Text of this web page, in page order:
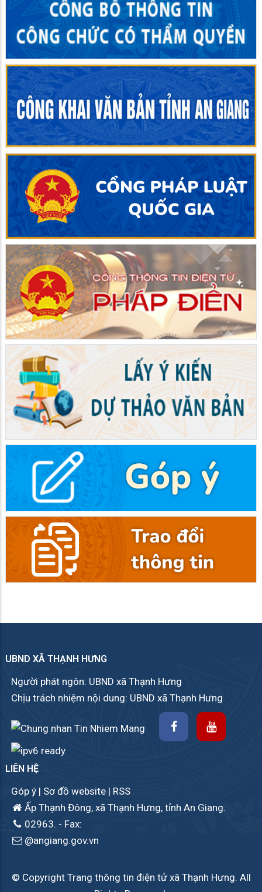
UBND XÃ THẠNH HƯNG
Người phát ngôn: UBND xã Thạnh Hưng
Chịu trách nhiệm nội dung: UBND xã Thạnh Hưng
LIÊN HỆ
Góp ý | Sơ đồ website | RSS
Ấp Thạnh Đông, xã Thạnh Hưng, tỉnh An Giang.
02963. - Fax:
@angiang.gov.vn
© Copyright Trang thông tin điện tử xã Thạnh Hưng. All